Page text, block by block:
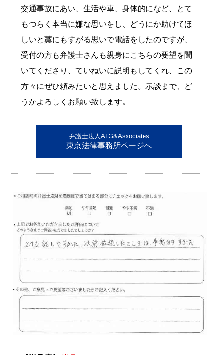
交通事故にあい、生活や車、身体的になど、とて
もつらく本当に嫌な思いをし、どうにか助けてほ
しいと藁にもすがる思いで電話をしたのですが、
受付の方も弁護士さんも親身にこちらの要望を聞
いてくださり、ていねいに説明もしてくれ、この
方々にぜひ頼みたいと思えました。示談まで、ど
うかよろしくお願い致します。
弁護士法人ALG&Associates
東京法律事務所ページへ